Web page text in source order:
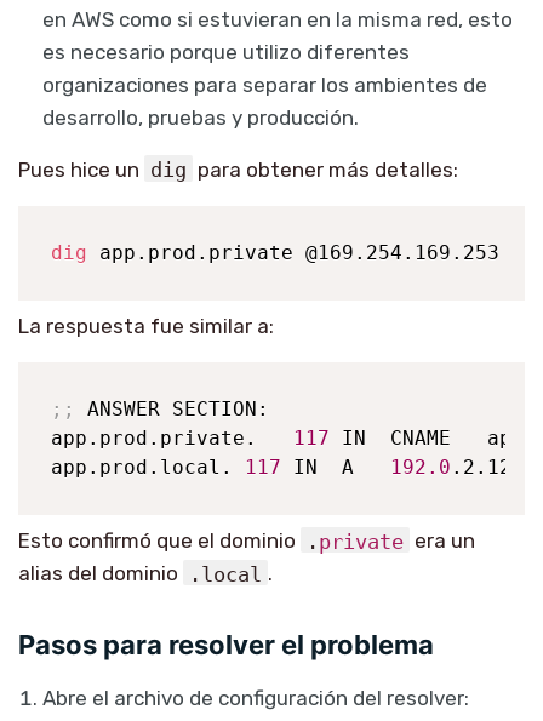
en AWS como si estuvieran en la misma red, esto
es necesario porque utilizo diferentes
organizaciones para separar los ambientes de
desarrollo, pruebas y producción.
Pues hice un dig para obtener más detalles:
dig app.prod.private @169.254.169.253
La respuesta fue similar a:
; ;
ANSWER SECTION:
app.prod.private. 117 IN  CNAME
app.prod.local. 117 IN  A 192.0 .2.123
Esto confirmó que el dominio . private era un
alias del dominio
. local .
Pasos para resolver el problema
Abre el archivo de configuración del resolver: